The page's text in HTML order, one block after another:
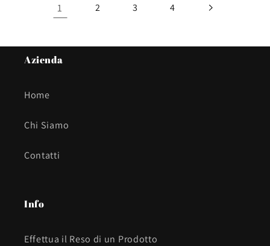
1 2 3 4
Azienda
Home
Chi Siamo
Contatti
Info
Effettua il Reso di un Prodotto